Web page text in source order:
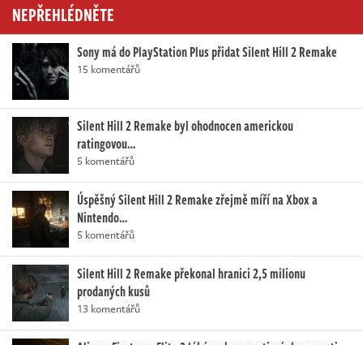
NEPŘEHLÉDNĚTE
Sony má do PlayStation Plus přidat Silent Hill 2 Remake
15 komentářů
Silent Hill 2 Remake byl ohodnocen americkou
ratingovou…
5 komentářů
Úspěšný Silent Hill 2 Remake zřejmě míří na Xbox a
Nintendo…
5 komentářů
Silent Hill 2 Remake překonal hranici 2,5 milionu
prodaných kusů
13 komentářů